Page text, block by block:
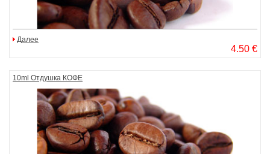
Далее
4.50 €
10ml Отдушка КОФЕ